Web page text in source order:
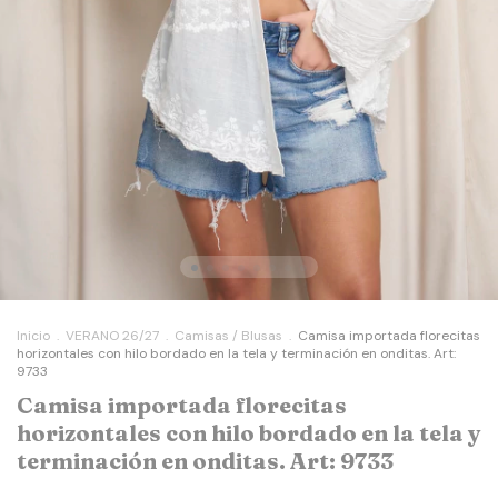
Inicio . VERANO 26/27 . Camisas / Blusas . Camisa importada florecitas
horizontales con hilo bordado en la tela y terminación en onditas. Art:
9733
Camisa importada florecitas
horizontales con hilo bordado en la tela y
terminación en onditas. Art: 9733